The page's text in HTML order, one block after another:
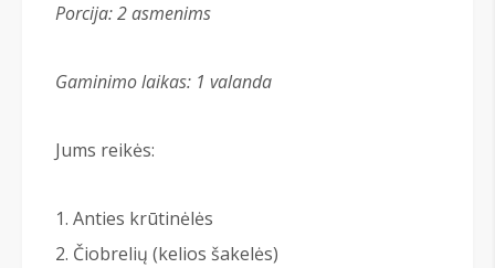
Porcija: 2 asmenims
Gaminimo laikas: 1 valanda
Jums reikės:
Anties krūtinėlės
Čiobrelių (kelios šakelės)